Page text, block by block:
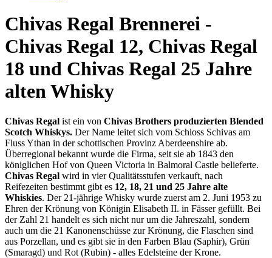
Chivas Regal Brennerei -
Chivas Regal 12, Chivas Regal
18 und Chivas Regal 25 Jahre
alten Whisky
Chivas Regal ist ein von Chivas Brothers produzierten Blended
Scotch Whiskys. Der Name leitet sich vom Schloss Schivas am
Fluss Ythan in der schottischen Provinz Aberdeenshire ab.
Überregional bekannt wurde die Firma, seit sie ab 1843 den
königlichen Hof von Queen Victoria in Balmoral Castle belieferte.
Chivas Regal wird in vier Qualitätsstufen verkauft, nach
Reifezeiten bestimmt gibt es 12, 18, 21 und 25 Jahre alte
Whiskies. Der 21-jährige Whisky wurde zuerst am 2. Juni 1953 zu
Ehren der Krönung von Königin Elisabeth II. in Fässer gefüllt. Bei
der Zahl 21 handelt es sich nicht nur um die Jahreszahl, sondern
auch um die 21 Kanonenschüsse zur Krönung, die Flaschen sind
aus Porzellan, und es gibt sie in den Farben Blau (Saphir), Grün
(Smaragd) und Rot (Rubin) - alles Edelsteine der Krone.